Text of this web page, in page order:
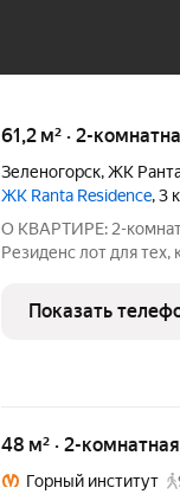
61,2 м² · 2-
Зеленогорск,ЖК
ЖК Ranta Residence, 3
О КВАРТИРЕ: 2-
Резиденс лот для тех, кто ищет современную квартиру бизнес-
панорамные окна.
визуального воздуха.
Показать
48 м² · 2-
Горный институт